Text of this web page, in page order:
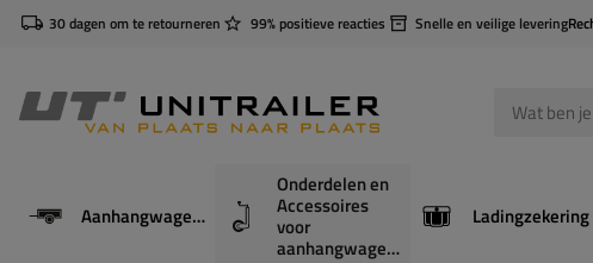
30 dagen om te retourneren 99% positieve reacties Snelle en veilige levering
Aanhangwagens
Onderdelen en
Accessoires
voor
aanhangwagens
Ladingzekering